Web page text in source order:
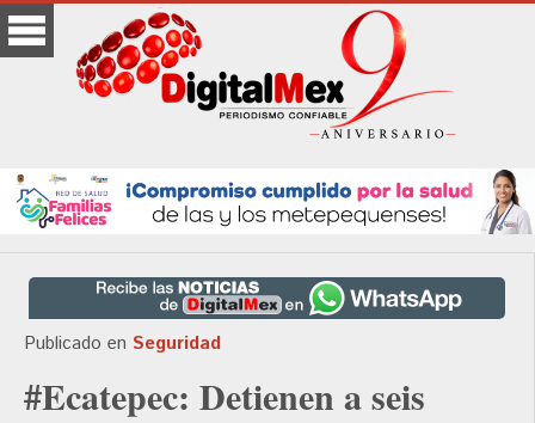
Publicado en Seguridad
#Ecatepec: Detienen a seis